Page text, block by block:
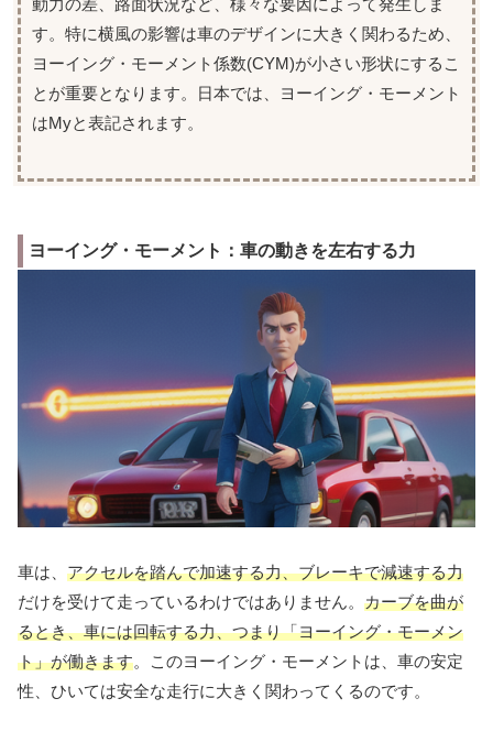
動力の差、路面状況など、様々な要因によって発生しま
す。特に横風の影響は車のデザインに大きく関わるため、
ヨーイング・モーメント係数(CYM)が小さい形状にするこ
とが重要となります。日本では、ヨーイング・モーメント
はMyと表記されます。
ヨーイング・モーメント：車の動きを左右する力
車は、 アクセルを踏んで加速する力、ブレーキで減速する力
だけを受けて走っているわけではありません。 カーブを曲が
るとき、車には回転する力、つまり「ヨーイング・モーメン
ト」が働きます。このヨーイング・モーメントは、車の安定
性、ひいては安全な走行に大きく関わってくるのです。